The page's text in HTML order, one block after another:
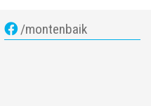
/montenbaik